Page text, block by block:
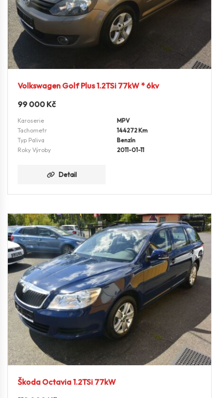
Volkswagen Golf Plus 1.2TSi 77kW * 6kv
99 000 Kč
Karoserie
MPV
Tachometr
144272 Km
Typ Paliva
Benzín
Roky Výroby
2011-01-11
Detail
Škoda Octavia 1.2TSi 77kW